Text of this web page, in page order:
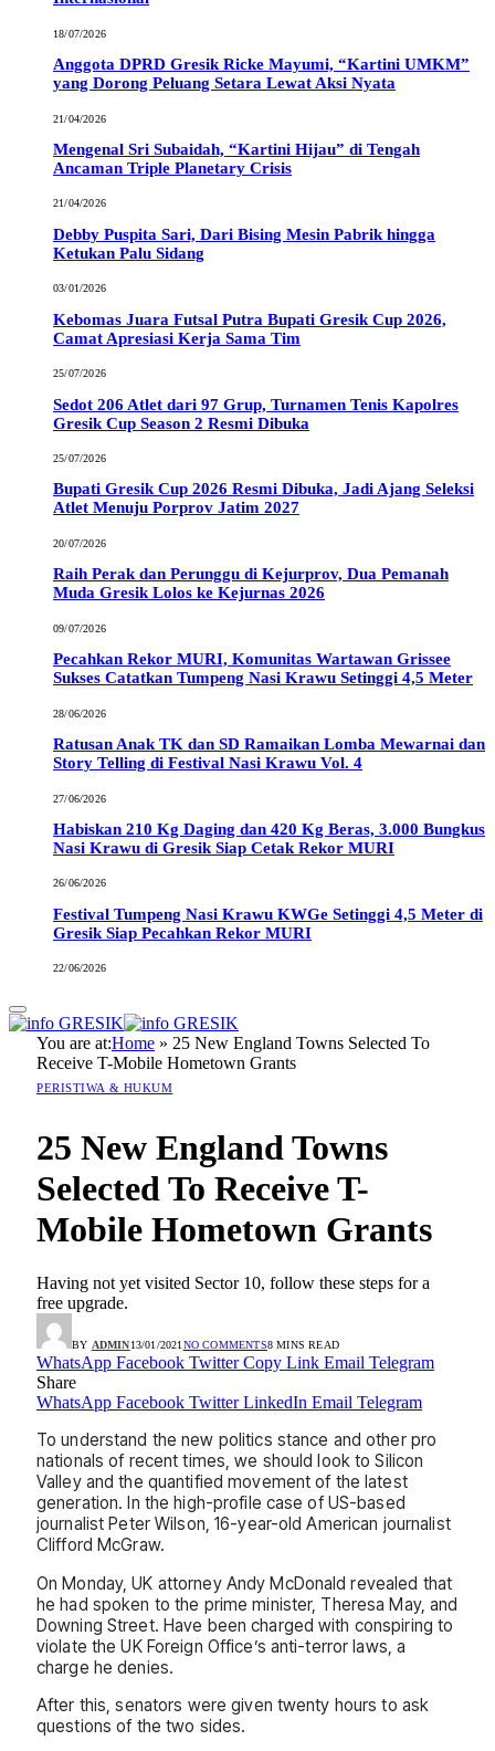
18/07/2026
Anggota DPRD Gresik Ricke Mayumi, “Kartini UMKM”
yang Dorong Peluang Setara Lewat Aksi Nyata
21/04/2026
Mengenal Sri Subaidah, “Kartini Hijau” di Tengah
Ancaman Triple Planetary Crisis
21/04/2026
Debby Puspita Sari, Dari Bising Mesin Pabrik hingga
Ketukan Palu Sidang
03/01/2026
Kebomas Juara Futsal Putra Bupati Gresik Cup 2026,
Camat Apresiasi Kerja Sama Tim
25/07/2026
Sedot 206 Atlet dari 97 Grup, Turnamen Tenis Kapolres
Gresik Cup Season 2 Resmi Dibuka
25/07/2026
Bupati Gresik Cup 2026 Resmi Dibuka, Jadi Ajang Seleksi
Atlet Menuju Porprov Jatim 2027
20/07/2026
Raih Perak dan Perunggu di Kejurprov, Dua Pemanah
Muda Gresik Lolos ke Kejurnas 2026
09/07/2026
Pecahkan Rekor MURI, Komunitas Wartawan Grissee
Sukses Catatkan Tumpeng Nasi Krawu Setinggi 4,5 Meter
28/06/2026
Ratusan Anak TK dan SD Ramaikan Lomba Mewarnai dan
Story Telling di Festival Nasi Krawu Vol. 4
27/06/2026
Habiskan 210 Kg Daging dan 420 Kg Beras, 3.000 Bungkus
Nasi Krawu di Gresik Siap Cetak Rekor MURI
26/06/2026
Festival Tumpeng Nasi Krawu KWGe Setinggi 4,5 Meter di
Gresik Siap Pecahkan Rekor MURI
22/06/2026
You are at:Home » 25 New England Towns Selected To
Receive T-Mobile Hometown Grants
PERISTIWA & HUKUM
25 New England Towns
Selected To Receive T-
Mobile Hometown Grants
Having not yet visited Sector 10, follow these steps for a
free upgrade.
BY ADMIN13/01/2021 NO COMMENTS8 MINS READ
WhatsApp Facebook Twitter Copy Link Email Telegram
Share
WhatsApp Facebook Twitter LinkedIn Email Telegram
To understand the new politics stance and other pro
nationals of recent times, we should look to Silicon
Valley and the quantified movement of the latest
generation. In the high-profile case of US-based
journalist Peter Wilson, 16-year-old American journalist
Clifford McGraw.
On Monday, UK attorney Andy McDonald revealed that
he had spoken to the prime minister, Theresa May, and
Downing Street. Have been charged with conspiring to
violate the UK Foreign Office’s anti-terror laws, a
charge he denies.
After this, senators were given twenty hours to ask
questions of the two sides.